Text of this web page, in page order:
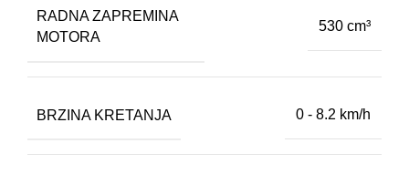
RADNA ZAPREMINA
MOTORA
530 cm³
BRZINA KRETANJA 0 - 8.2 km/h